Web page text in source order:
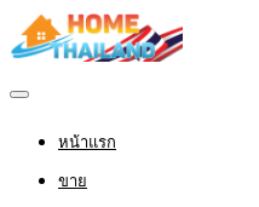
หน้าแรก
ขาย